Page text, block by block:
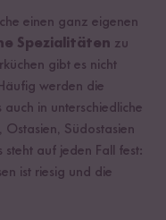
einen ganz eigenen
Spezialitäten zu
gibt es nicht
werden die
in unterschiedliche
Ostasien, Südostasien
steht auf jeden Fall fest:
ist riesig und die